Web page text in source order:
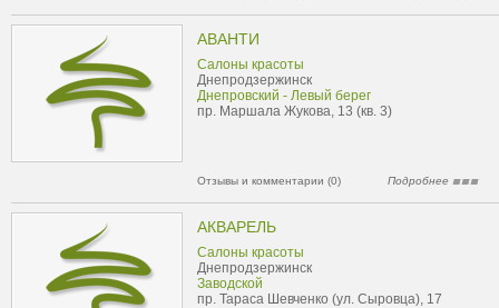
АВАНТИ
Салоны красоты
Днепродзержинск
Днепровский - Левый берег
пр. Маршала Жукова, 13 (кв. 3)
Отзывы и комментарии (0) Подробнее
АКВАРЕЛЬ
Салоны красоты
Днепродзержинск
Заводской
пр. Тараса Шевченко (ул. Сыровца), 17